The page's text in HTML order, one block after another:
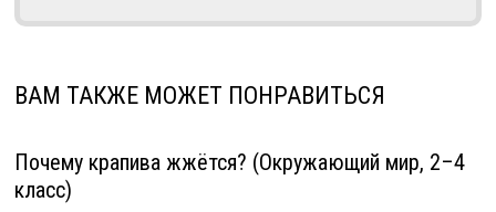
ВАМ ТАКЖЕ МОЖЕТ ПОНРАВИТЬСЯ
Почему крапива жжётся? (Окружающий мир, 2–4
класс)